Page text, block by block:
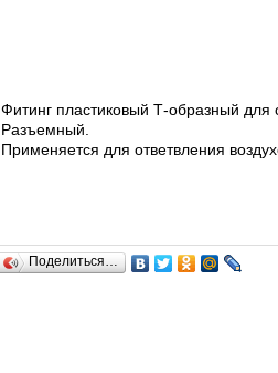
Фитинг пластиковый Т-образный
Разъемный.
Применяется для ответвления
Поделиться…